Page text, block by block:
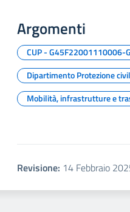
Argomenti
CUP -
Dipartimento Protezione
Mobilità, infrastrutture e
Revisione: 14 Febbraio